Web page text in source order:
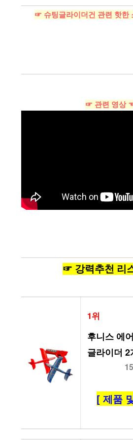
☞ 슈팅글라이더건 관련 핫한
☞ 관련 영상
☞ 강력추천 리
1위
후니스 에
글라이더
[ 제품